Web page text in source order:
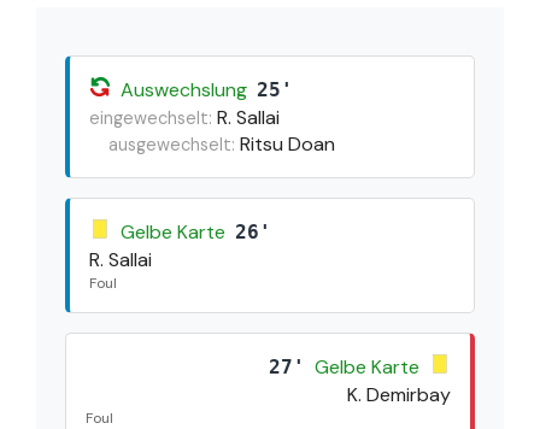
Auswechslung 25'
eingewechselt: R. Sallai
ausgewechselt: Ritsu Doan
Gelbe Karte 26'
R. Sallai
Foul
27'
Gelbe Karte
K. Demirbay
Foul